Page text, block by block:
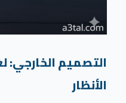
التصميم
الأنظار